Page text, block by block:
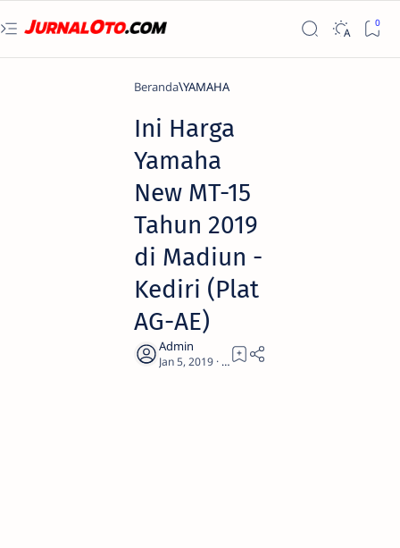
Beranda YAMAHA
Ini Harga
Yamaha
New MT-15
Tahun 2019
di Madiun -
Kediri (Plat
AG-AE)
2